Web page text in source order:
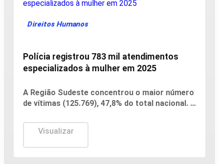
Direitos Humanos
Polícia registrou 783 mil atendimentos
especializados à mulher em 2025
A Região Sudeste concentrou o maior número
de vítimas (125.769), 47,8% do total nacional. A
Visualizar